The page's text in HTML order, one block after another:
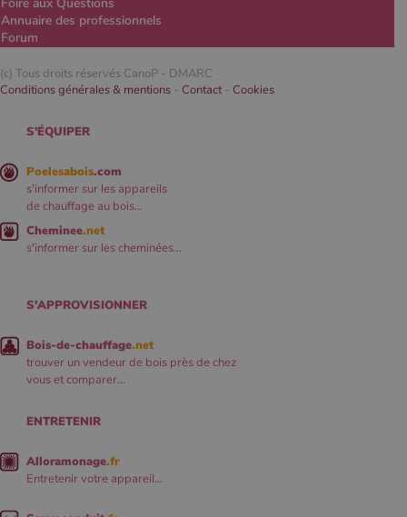
Annuaire des professionnels
Forum
(c) Tous droits réservés CanoP - DMARC
Conditions générales & mentions - Contact- Cookies
S'ÉQUIPER
Poelesabois.com
s'informer sur les appareils
de chauffage au bois...
Cheminee.net
s'informer sur les cheminées...
S'APPROVISIONNER
Bois-de-chauffage.net
trouver un vendeur de bois près de chez
vous et comparer...
ENTRETENIR
Alloramonage.fr
Entretenir votre appareil...